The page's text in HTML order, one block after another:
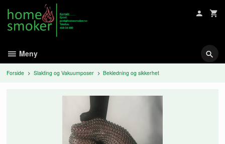
innholdet
Meny
Forside Slakting og Vakuumposer Bekledning og sikkerhet